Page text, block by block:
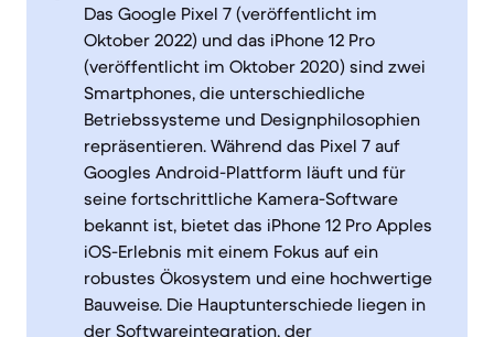
Das Google Pixel 7 (veröffentlicht im
Oktober 2022) und das iPhone 12 Pro
(veröffentlicht im Oktober 2020) sind zwei
Smartphones, die unterschiedliche
Betriebssysteme und Designphilosophien
repräsentieren. Während das Pixel 7 auf
Googles Android-Plattform läuft und für
seine fortschrittliche Kamera-Software
bekannt ist, bietet das iPhone 12 Pro Apples
iOS-Erlebnis mit einem Fokus auf ein
robustes Ökosystem und eine hochwertige
Bauweise. Die Hauptunterschiede liegen in
der Softwareintegration, der